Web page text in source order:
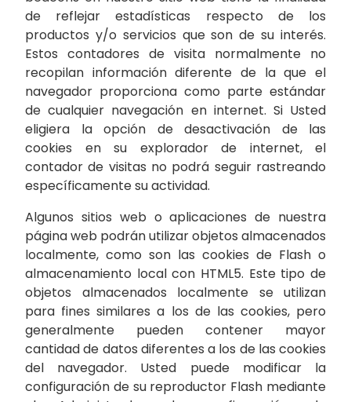
de reflejar estadísticas respecto de los
productos y/o servicios que son de su interés.
Estos contadores de visita normalmente no
recopilan información diferente de la que el
navegador proporciona como parte estándar
de cualquier navegación en internet. Si Usted
eligiera la opción de desactivación de las
cookies en su explorador de internet, el
contador de visitas no podrá seguir rastreando
específicamente su actividad.
Algunos sitios web o aplicaciones de nuestra
página web podrán utilizar objetos almacenados
localmente, como son las cookies de Flash o
almacenamiento local con HTML5. Este tipo de
objetos almacenados localmente se utilizan
para fines similares a los de las cookies, pero
generalmente pueden contener mayor
cantidad de datos diferentes a los de las cookies
del navegador. Usted puede modificar la
configuración de su reproductor Flash mediante